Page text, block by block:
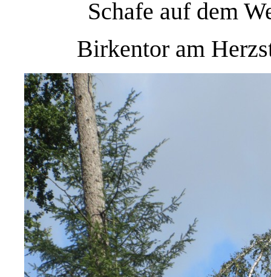
Schafe auf dem
Birkentor am